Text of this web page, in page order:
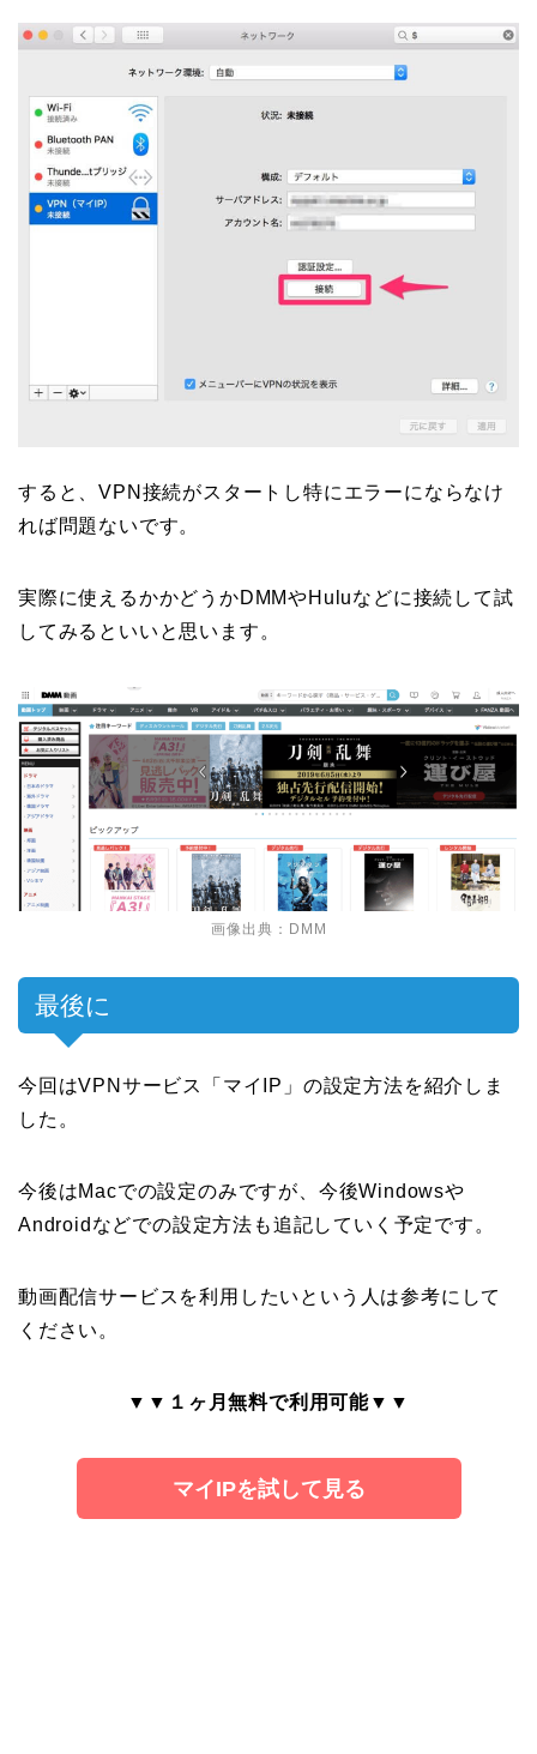
すると、VPN接続がスタートし特にエラーにならなけ
れば問題ないです。
実際に使えるかかどうかDMMやHuluなどに接続して試
してみるといいと思います。
画像出典：DMM
最後に
今回はVPNサービス「マイIP」の設定方法を紹介しま
した。
今後はMacでの設定のみですが、今後Windowsや
Androidなどでの設定方法も追記していく予定です。
動画配信サービスを利用したいという人は参考にして
ください。
▼▼１ヶ月無料で利用可能▼▼
マイIPを試して見る